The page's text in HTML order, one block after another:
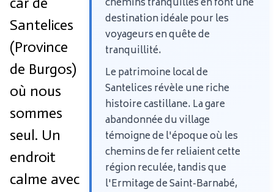
Santelices
(Province
de Burgos)
où nous
sommes
seul. Un
endroit
calme avec
destination idéale pour les
voyageurs en quête de
tranquillité.
Le patrimoine local de
Santelices révèle une riche
histoire castillane. La gare
abandonnée du village
témoigne de l'époque où les
chemins de fer reliaient cette
région reculée, tandis que
l'Ermitage de Saint-Barnabé,